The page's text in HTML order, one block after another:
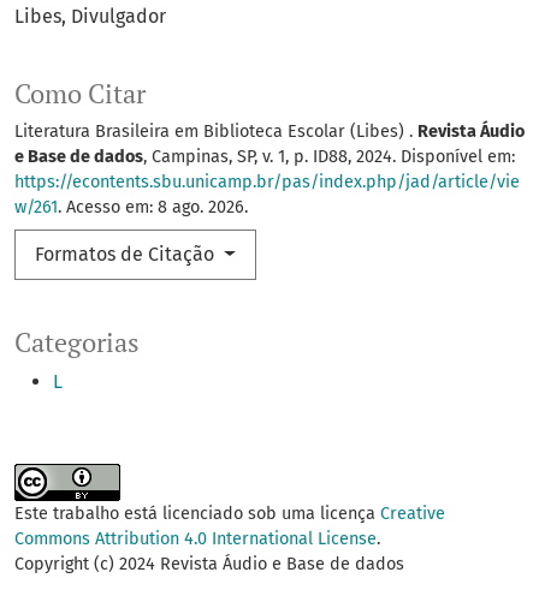
Libes Divulgador
Categorias
L
Como Citar
Literatura Brasileira em Biblioteca Escolar (Libes) . Revista Áudio
e Base de dados, Campinas, SP, v. 1, p. ID88, 2024. Disponível em:
https://econtents.sbu.unicamp.br/pas/index.php/jad/article/vie
w/261. Acesso em: 8 ago. 2026.
Formatos de Citação
Este trabalho está licenciado sob uma licença Creative
Commons Attribution 4.0 International License.
Copyright (c) 2024 Revista Áudio e Base de dados